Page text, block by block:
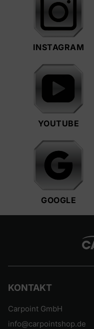
INSTAGRAM
YOUTUBE
GOOGLE
KONTAKT
Carpoint GmbH
info@carpointshop.de